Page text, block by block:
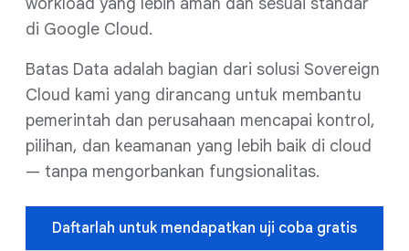
di Google Cloud.
Batas Data adalah bagian dari solusi Sovereign
Cloud kami yang dirancang untuk membantu
pemerintah dan perusahaan mencapai kontrol,
pilihan, dan keamanan yang lebih baik di cloud
— tanpa mengorbankan fungsionalitas.
Daftarlah untuk mendapatkan uji coba gratis